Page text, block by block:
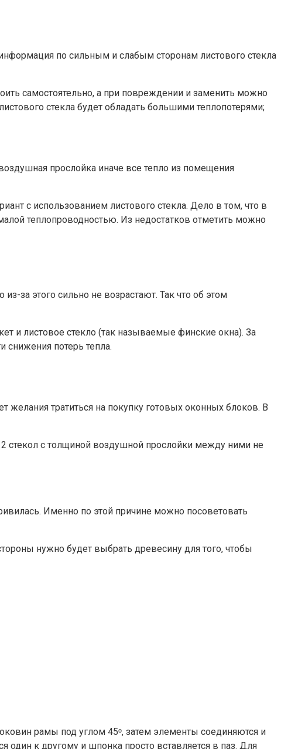
по сильным и слабым сторонам листового стекла
самостоятельно, а при повреждении и заменить можно
стекла будет обладать большими теплопотерями;
прослойка иначе все тепло из помещения
с использованием листового стекла. Дело в том, что в
теплопроводностью. Из недостатков отметить можно
за этого сильно не возрастают. Так что об этом
и листовое стекло (так называемые финские окна). За
снижения потерь тепла.
тратиться на покупку готовых оконных блоков. В
стекол с толщиной воздушной прослойки между ними не
Именно по этой причине можно посоветовать
нужно будет выбрать древесину для того, чтобы
рамы под углом 45ᵒ, затем элементы соединяются и
один к другому и шпонка просто вставляется в паз. Для